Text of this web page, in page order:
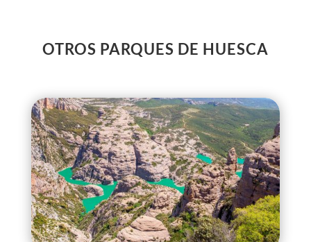
OTROS PARQUES DE HUESCA